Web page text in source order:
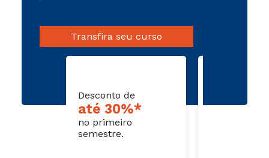
Transfira seu curso
Desconto de
até 30%*
no primeiro
semestre.